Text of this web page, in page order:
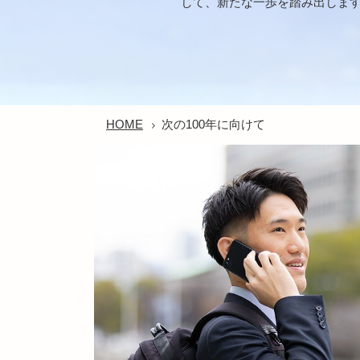
HOME 次の100年に向けて